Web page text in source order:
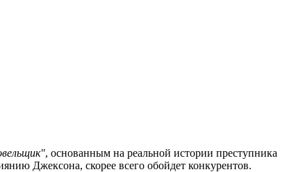
, основанным на реальной истории преступника
Джексона, скорее всего обойдет конкурентов.